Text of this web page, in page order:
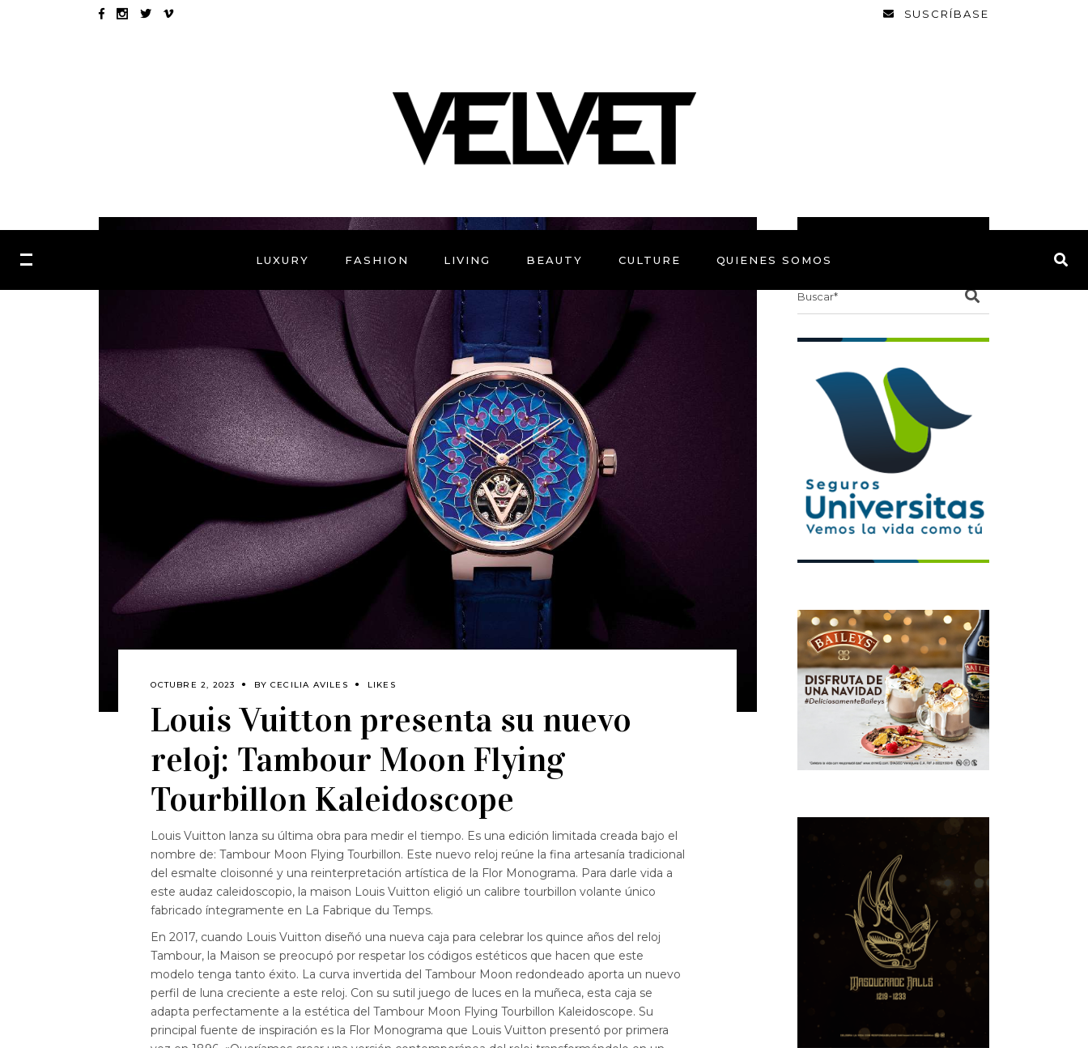
SUSCRÍBASE
LUXURY FASHION LIVING BEAUTY CULTURE QUIENES SOMOS
OCTUBRE 2, 2023 BY CECILIA AVILES LIKES
Louis Vuitton presenta su nuevo
reloj: Tambour Moon Flying
Tourbillon Kaleidoscope
Louis Vuitton lanza su última obra para medir el tiempo. Es una edición limitada creada bajo el
nombre de: Tambour Moon Flying Tourbillon. Este nuevo reloj reúne la fina artesanía tradicional
del esmalte cloisonné y una reinterpretación artística de la Flor Monograma. Para darle vida a
este audaz caleidoscopio, la maison Louis Vuitton eligió un calibre tourbillon volante único
fabricado íntegramente en La Fabrique du Temps.
En 2017, cuando Louis Vuitton diseñó una nueva caja para celebrar los quince años del reloj
Tambour, la Maison se preocupó por respetar los códigos estéticos que hacen que este
modelo tenga tanto éxito. La curva invertida del Tambour Moon redondeado aporta un nuevo
perfil de luna creciente a este reloj. Con su sutil juego de luces en la muñeca, esta caja se
adapta perfectamente a la estética del Tambour Moon Flying Tourbillon Kaleidoscope. Su
principal fuente de inspiración es la Flor Monograma que Louis Vuitton presentó por primera
Search